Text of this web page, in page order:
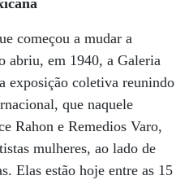
começou a mudar a
abriu, em 1940, a Galeria
exposição coletiva reunindo
que naquele
Rahon e Remedios Varo,
mulheres, ao lado de
Elas estão hoje entre as 15